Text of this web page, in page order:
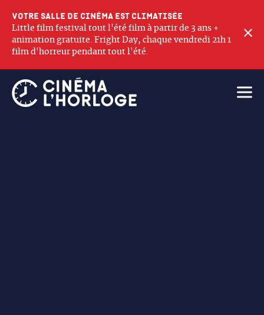
Votre salle de cinéma est climatisée
Little film festival tout l'été film à partir de 3 ans +
animation gratuite. Fright Day, chaque vendredi 21h 1
film d'horreur pendant tout l'été.